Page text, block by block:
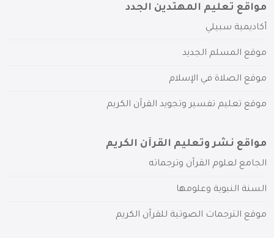
مواقع تعليم المهتدين الجدد
أكاديمية سبيلي
موقع المسلم الجديد
موقع الصلاة في الإسلام
موقع تعليم تفسير وتجويد القرآن الكريم
مواقع نشر وتعليم القرآن الكريم
الجامع لعلوم القرآن وترجماته
السنة النبوية وعلومها
موقع الترجمات الصوتية للقرآن الكريم